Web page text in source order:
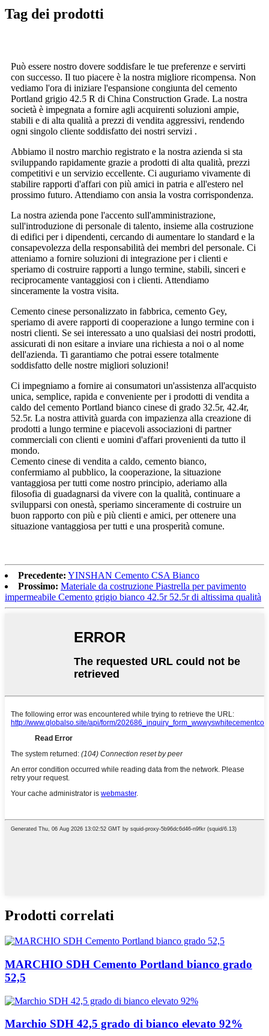
Tag dei prodotti
Può essere nostro dovere soddisfare le tue preferenze e servirti
con successo. Il tuo piacere è la nostra migliore ricompensa. Non
vediamo l'ora di iniziare l'espansione congiunta del cemento
Portland grigio 42.5 R di China Construction Grade. La nostra
società è impegnata a fornire agli acquirenti soluzioni ampie,
stabili e di alta qualità a prezzi di vendita aggressivi, rendendo
ogni singolo cliente soddisfatto dei nostri servizi .
Abbiamo il nostro marchio registrato e la nostra azienda si sta
sviluppando rapidamente grazie a prodotti di alta qualità, prezzi
competitivi e un servizio eccellente. Ci auguriamo vivamente di
stabilire rapporti d'affari con più amici in patria e all'estero nel
prossimo futuro. Attendiamo con ansia la vostra corrispondenza.
La nostra azienda pone l'accento sull'amministrazione,
sull'introduzione di personale di talento, insieme alla costruzione
di edifici per i dipendenti, cercando di aumentare lo standard e la
consapevolezza della responsabilità dei membri del personale. Ci
atteniamo a fornire soluzioni di integrazione per i clienti e
speriamo di costruire rapporti a lungo termine, stabili, sinceri e
reciprocamente vantaggiosi con i clienti. Attendiamo
sinceramente la vostra visita.
Cemento cinese personalizzato in fabbrica, cemento Gey,
speriamo di avere rapporti di cooperazione a lungo termine con i
nostri clienti. Se sei interessato a uno qualsiasi dei nostri prodotti,
assicurati di non esitare a inviare una richiesta a noi o al nome
dell'azienda. Ti garantiamo che potrai essere totalmente
soddisfatto delle nostre migliori soluzioni!
Ci impegniamo a fornire ai consumatori un'assistenza all'acquisto
unica, semplice, rapida e conveniente per i prodotti di vendita a
caldo del cemento Portland bianco cinese di grado 32.5r, 42.4r,
52.5r. La nostra attività guarda con impazienza alla creazione di
prodotti a lungo termine e piacevoli associazioni di partner
commerciali con clienti e uomini d'affari provenienti da tutto il
mondo.
Cemento cinese di vendita a caldo, cemento bianco,
confermiamo al pubblico, la cooperazione, la situazione
vantaggiosa per tutti come nostro principio, aderiamo alla
filosofia di guadagnarsi da vivere con la qualità, continuare a
svilupparsi con onestà, speriamo sinceramente di costruire un
buon rapporto con più e più clienti e amici, per ottenere una
situazione vantaggiosa per tutti e una prosperità comune.
Precedente: YINSHAN Cemento CSA Bianco
Prossimo: Materiale da costruzione Piastrella per pavimento
impermeabile Cemento grigio bianco 42.5r 52.5r di altissima qualità
Prodotti correlati
MARCHIO SDH Cemento Portland bianco grado
52,5
Marchio SDH 42,5 grado di bianco elevato 92%